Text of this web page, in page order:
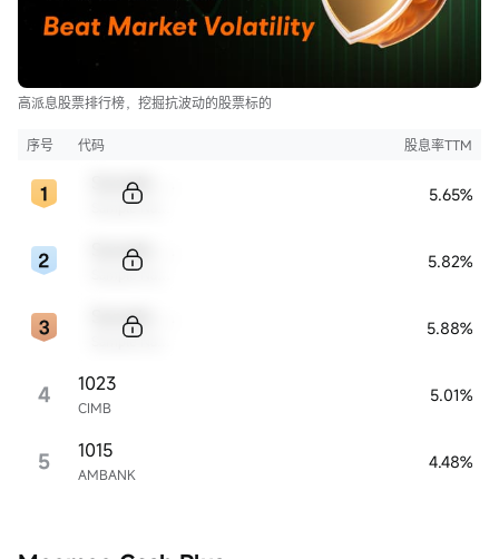
高派息股票排行榜，挖掘抗波动的股票标的
序号 代码 股息率TTM
5.65%
5.82%
5.88%
4 CIMB
1023 5.01%
5 AMBANK
1015 4.48%